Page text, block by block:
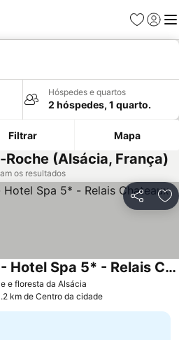
Favoritos
Iniciar
Hóspedes e quartos
2 hóspedes, 1 quarto.
Filtrar Mapa
(Alsácia, França)
os resultados
Partilhar
e floresta da Alsácia
LA CHENEAUDIERE - Hotel Spa 5* - Relais Chateaux
km de Centro da cidade